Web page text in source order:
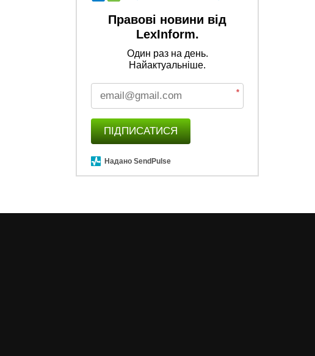
Правові новини від
LexInform.
Один раз на день.
Найактуальніше.
*
ПІДПИСАТИСЯ
Надано SendPulse